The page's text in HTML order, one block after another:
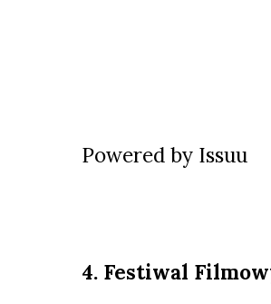
Powered by Issuu
4. Festiwal